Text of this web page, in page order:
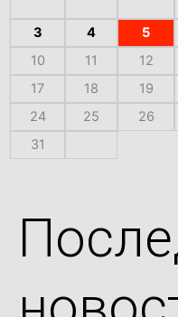
3
4 5
10
11 12
17
18 19
24
25 26
31